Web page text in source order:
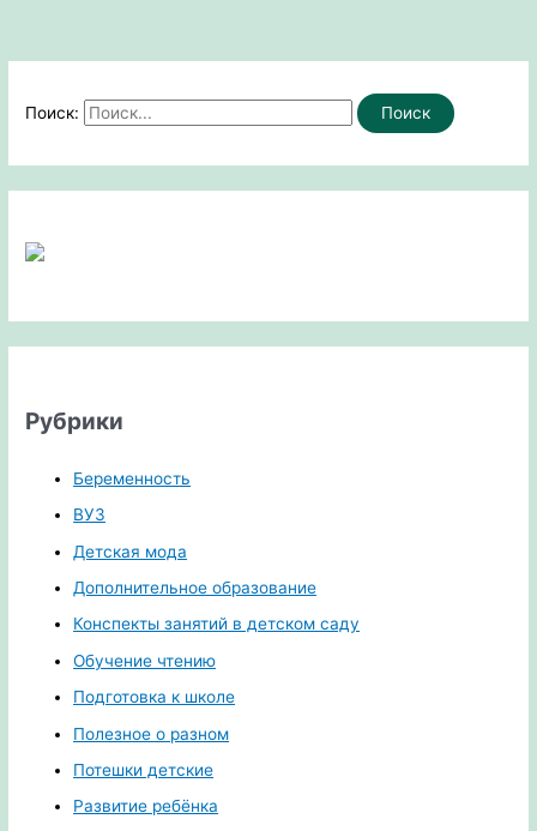
Поиск:
Рубрики
Беременность
ВУЗ
Детская мода
Дополнительное образование
Конспекты занятий в детском саду
Обучение чтению
Подготовка к школе
Полезное о разном
Потешки детские
Развитие ребёнка